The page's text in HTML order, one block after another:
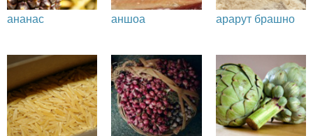
ананас аншоа арарут брашно